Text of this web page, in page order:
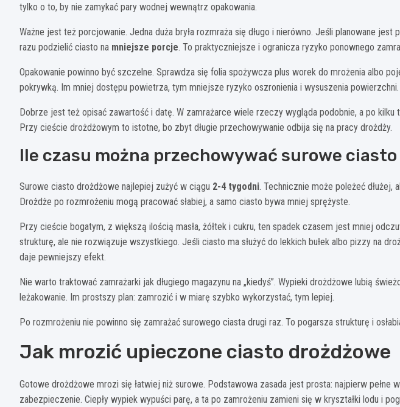
tylko o to, by nie zamykać pary wodnej wewnątrz opakowania.
Ważne jest też porcjowanie. Jedna duża bryła rozmraża się długo i nierówno. Jeśli planowane jest
razu podzielić ciasto na mniejsze porcje. To praktyczniejsze i ogranicza ryzyko ponownego
Opakowanie powinno być szczelne. Sprawdza się folia spożywcza plus worek do mrożenia albo
pokrywką. Im mniej dostępu powietrza, tym mniejsze ryzyko oszronienia i wysuszenia powierzchni.
Dobrze jest też opisać zawartość i datę. W zamrażarce wiele rzeczy wygląda podobnie, a po kilku
Przy cieście drożdżowym to istotne, bo zbyt długie przechowywanie odbija się na pracy drożdży.
Ile czasu można przechowywać surowe ciasto
Surowe ciasto drożdżowe najlepiej zużyć w ciągu 2-4 tygodni. Technicznie może poleżeć dłużej,
Drożdże po rozmrożeniu mogą pracować słabiej, a samo ciasto bywa mniej sprężyste.
Przy cieście bogatym, z większą ilością masła, żółtek i cukru, ten spadek czasem jest mniej
strukturę, ale nie rozwiązuje wszystkiego. Jeśli ciasto ma służyć do lekkich bułek albo pizzy na
daje pewniejszy efekt.
Nie warto traktować zamrażarki jak długiego magazynu na „kiedyś”. Wypieki drożdżowe lubią
leżakowanie. Im prostszy plan: zamrozić i w miarę szybko wykorzystać, tym lepiej.
Po rozmrożeniu nie powinno się zamrażać surowego ciasta drugi raz. To pogarsza strukturę i
Jak mrozić upieczone ciasto drożdżowe
Gotowe drożdżowe mrozi się łatwiej niż surowe. Podstawowa zasada jest prosta: najpierw pełne
zabezpieczenie. Ciepły wypiek wypuści parę, a ta po zamrożeniu zamieni się w kryształki lodu i